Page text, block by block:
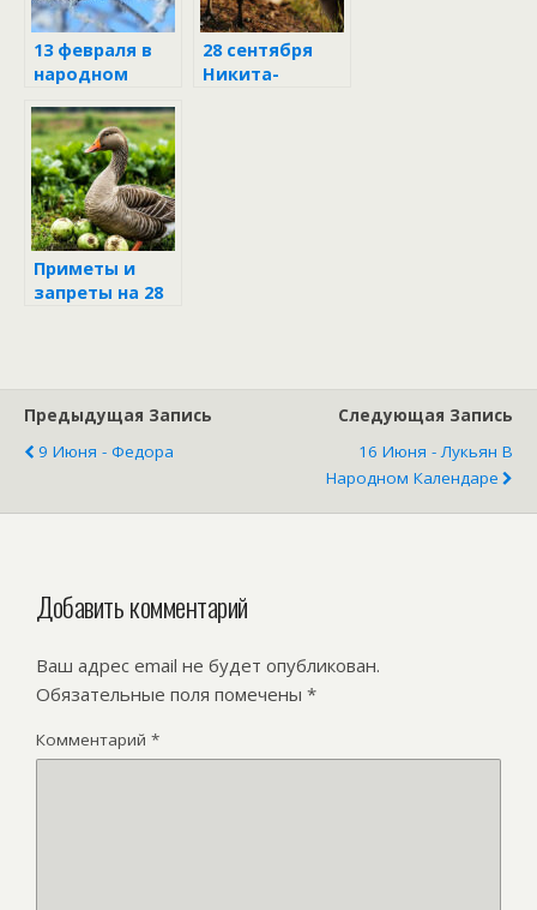
13 февраля в
народном
28 сентября
Никита-
Приметы и
запреты на 28
Предыдущая Запись
9 Июня - Федора
Следующая Запись
16 Июня - Лукьян В
Народном Календаре
Добавить комментарий
Ваш адрес email не будет опубликован.
Обязательные поля помечены *
Комментарий *